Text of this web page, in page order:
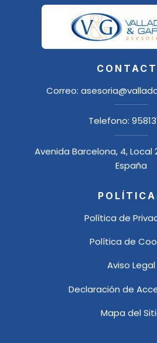
Correo:
Telefono:
Avenida Barcelona, 4, Local
España
Política de
Política de
Aviso Legal
Declaración de
Mapa del